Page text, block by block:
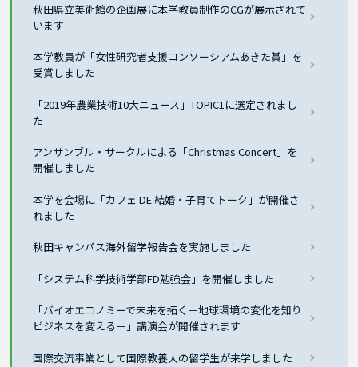
秋田県立美術館の企画展に本学教員制作のCGが展示されて
います
本学教員が「女性研究者支援コンソーシアムあきた賞」を
受賞しました
「2019年農業技術10大ニュース」TOPIC1に選定されまし
た
アンサンブル・サークルによる「Christmas Concert」を
開催しました
本学を会場に「カフェ DE 結婚・子育てトーク」が開催さ
れました
秋田キャンパス海外留学報告会を実施しました
「システム科学技術学部FD勉強会」を開催しました
「バイオエコノミーで未来を拓く－地球環境の変化を知り
ビジネスを変える－」講演会が開催されます
国際交流事業として国際教養大の留学生が来学しました